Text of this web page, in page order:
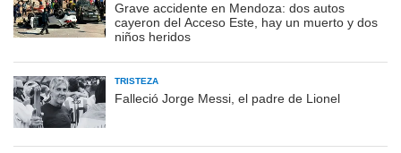
Grave accidente en Mendoza: dos autos
cayeron del Acceso Este, hay un muerto y dos
niños heridos
TRISTEZA
Falleció Jorge Messi, el padre de Lionel